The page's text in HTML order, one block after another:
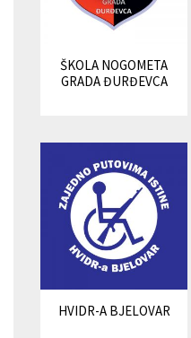
ŠKOLA NOGOMETA
GRADA ĐURĐEVCA
HVIDR-A BJELOVAR